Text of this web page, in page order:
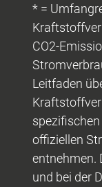
* =
CO2-
Leitfaden
offiziellen
entnehmen.
und bei der